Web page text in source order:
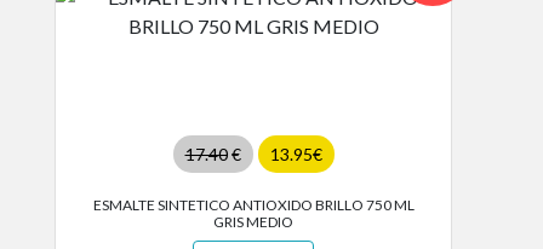
17.40€ 13.95€
ESMALTE SINTETICO ANTIOXIDO BRILLO 750 ML
GRIS MEDIO